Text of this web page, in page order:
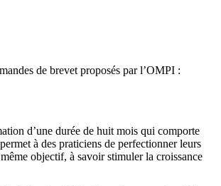
de brevet proposés par l’OMPI :
d’une durée de huit mois qui comporte
à des praticiens de perfectionner leurs
objectif, à savoir stimuler la croissance